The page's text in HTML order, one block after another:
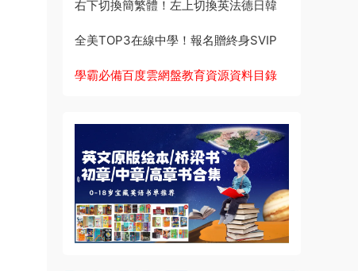
右下切換簡繁體！左上切換英法德日韓
全美TOP3在線中學！報名贈終身SVIP
學霸必備百度雲網盤教育資源資料目錄